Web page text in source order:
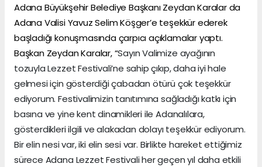
Adana Büyükşehir Belediye Başkanı Zeydan Karalar da
Adana Valisi Yavuz Selim Köşger’e teşekkür ederek
başladığı konuşmasında çarpıcı açıklamalar yaptı.
Başkan Zeydan Karalar, “Sayın Valimize ayağının
tozuyla Lezzet Festivali’ne sahip çıkıp, daha iyi hale
gelmesi için gösterdiği çabadan ötürü çok teşekkür
ediyorum. Festivalimizin tanıtımına sağladığı katkı için
basına ve yine kent dinamikleri ile Adanalılara,
gösterdikleri ilgili ve alakadan dolayı teşekkür ediyorum.
Bir elin nesi var, iki elin sesi var. Birlikte hareket ettiğimiz
sürece Adana Lezzet Festivali her geçen yıl daha etkili